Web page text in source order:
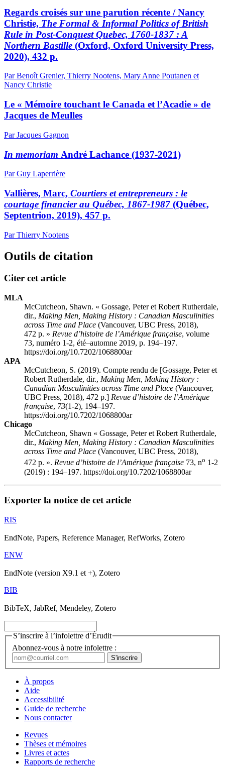
Regards croisés sur une parution récente / Nancy
Christie, The Formal & Informal Politics of British
Rule in Post-Conquest Quebec, 1760-1837 : A
Northern Bastille (Oxford, Oxford University Press,
2020), 432 p.
Par Benoît Grenier, Thierry Nootens, Mary Anne Poutanen et
Nancy Christie
Le « Mémoire touchant le Canada et l’Acadie » de
Jacques de Meulles
Par Jacques Gagnon
In memoriam André Lachance (1937-2021)
Par Guy Laperrière
Vallières, Marc, Courtiers et entrepreneurs : le
courtage financier au Québec, 1867-1987 (Québec,
Septentrion, 2019), 457 p.
Par Thierry Nootens
Outils de citation
Citer cet article
MLA
McCutcheon, Shawn. « Gossage, Peter et Robert Rutherdale,
dir., Making Men, Making History : Canadian Masculinities
across Time and Place (Vancouver, UBC Press, 2018),
472 p. » Revue d’histoire de l’Amérique française, volume
73, numéro 1-2, été–automne 2019, p. 194–197.
https://doi.org/10.7202/1068800ar
APA
McCutcheon, S. (2019). Compte rendu de [Gossage, Peter et
Robert Rutherdale, dir., Making Men, Making History :
Canadian Masculinities across Time and Place (Vancouver,
UBC Press, 2018), 472 p.] Revue d’histoire de l’Amérique
française, 73(1-2), 194–197.
https://doi.org/10.7202/1068800ar
Chicago
McCutcheon, Shawn « Gossage, Peter et Robert Rutherdale,
dir., Making Men, Making History : Canadian Masculinities
across Time and Place (Vancouver, UBC Press, 2018),
472 p. ». Revue d’histoire de l’Amérique française 73, no 1-2
(2019) : 194–197. https://doi.org/10.7202/1068800ar
Exporter la notice de cet article
RIS
EndNote, Papers, Reference Manager, RefWorks, Zotero
ENW
EndNote (version X9.1 et +), Zotero
BIB
BibTeX, JabRef, Mendeley, Zotero
S’inscrire à l’infolettre d’Érudit
Abonnez-vous à notre infolettre :
À propos
Aide
Accessibilité
Guide de recherche
Nous contacter
Revues
Thèses et mémoires
Livres et actes
Rapports de recherche